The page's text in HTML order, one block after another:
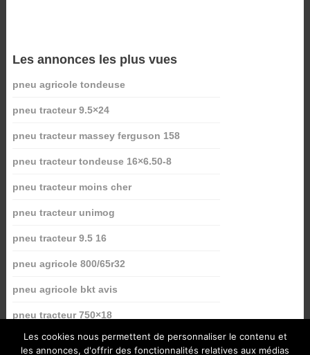
Les annonces les plus vues
pneu agricole tondeuse
pneu tracteur 9.5×24
pneu tracteur massey ferguson 158
pneu tracteur tondeuse 16×6.50-8
pneu tracteur moins cher
pneu tracteur unimog
pneu tracteur 9.5 16
pneu agricole 800/65r32
pneu agricole bkt avis
pneu tracteur 750×18
Les cookies nous permettent de personnaliser le contenu et
les annonces, d'offrir des fonctionnalités relatives aux médias